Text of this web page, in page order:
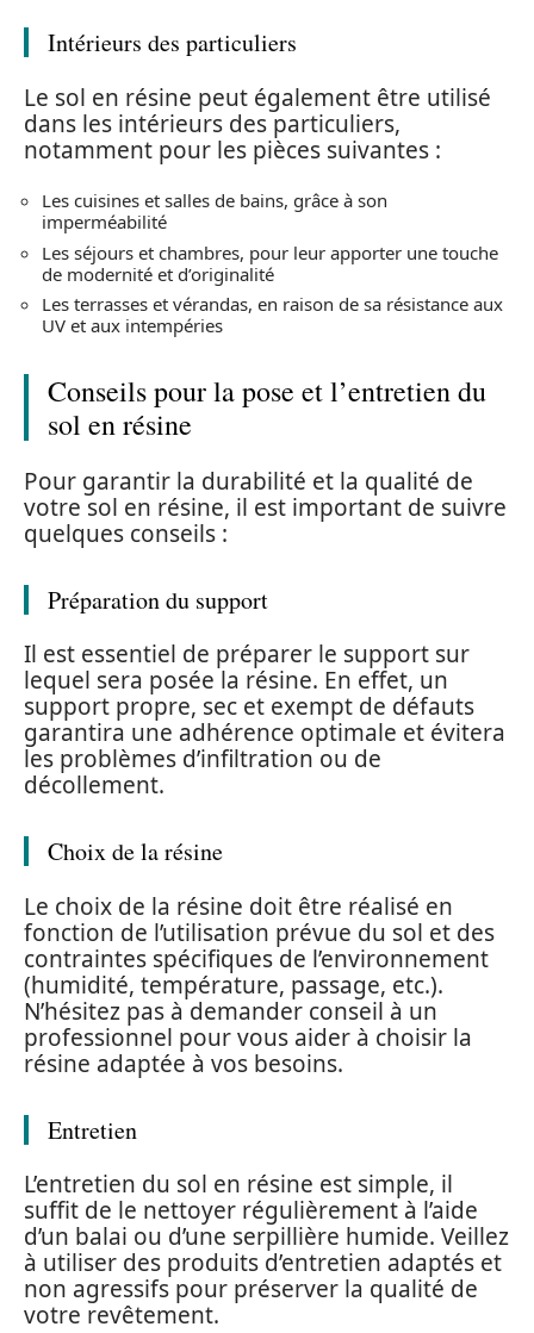
Intérieurs des particuliers
Le sol en résine peut également être utilisé
dans les intérieurs des particuliers,
notamment pour les pièces suivantes :
Les cuisines et salles de bains, grâce à son
imperméabilité
Les séjours et chambres, pour leur apporter une touche
de modernité et d’originalité
Les terrasses et vérandas, en raison de sa résistance aux
UV et aux intempéries
Conseils pour la pose et l’entretien du
sol en résine
Pour garantir la durabilité et la qualité de
votre sol en résine, il est important de suivre
quelques conseils :
Préparation du support
Il est essentiel de préparer le support sur
lequel sera posée la résine. En effet, un
support propre, sec et exempt de défauts
garantira une adhérence optimale et évitera
les problèmes d’infiltration ou de
décollement.
Choix de la résine
Le choix de la résine doit être réalisé en
fonction de l’utilisation prévue du sol et des
contraintes spécifiques de l’environnement
(humidité, température, passage, etc.).
N’hésitez pas à demander conseil à un
professionnel pour vous aider à choisir la
résine adaptée à vos besoins.
Entretien
L’entretien du sol en résine est simple, il
suffit de le nettoyer régulièrement à l’aide
d’un balai ou d’une serpillière humide. Veillez
à utiliser des produits d’entretien adaptés et
non agressifs pour préserver la qualité de
votre revêtement.